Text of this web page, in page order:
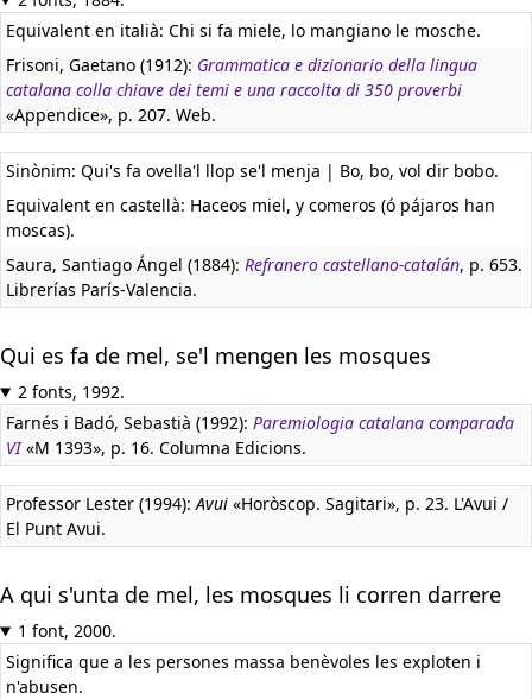
Equivalent en italià: Chi si fa miele, lo mangiano le mosche.
Frisoni, Gaetano (1912): Grammatica e dizionario della lingua
catalana colla chiave dei temi e una raccolta di 350 proverbi
«Appendice», p. 207. Web.
Sinònim: Qui's fa ovella'l llop se'l menja | Bo, bo, vol dir bobo.
Equivalent en castellà: Haceos miel, y comeros (ó pájaros han
moscas).
Saura, Santiago Ángel (1884): Refranero castellano-catalán, p. 653.
Librerías París-Valencia.
Qui es fa de mel, se'l mengen les mosques
2 fonts, 1992.
Farnés i Badó, Sebastià (1992): Paremiologia catalana comparada
VI«M 1393», p. 16. Columna Edicions.
Professor Lester (1994):Avui «Horòscop. Sagitari», p. 23. L'Avui /
El Punt Avui.
A qui s'unta de mel, les mosques li corren darrere
1 font, 2000.
Significa que a les persones massa benèvoles les exploten i
n'abusen.